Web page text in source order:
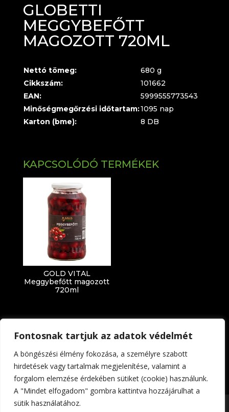
Fontosnak tartjuk az adatok védelmét
A böngészési élmény fokozása, a személyre szabott
hirdetések vagy tartalmak megjelenítése, valamint a
forgalom elemzése érdekében sütiket (cookie) használunk.
A "Mindet elfogadom" gombra kattintva hozzájárulhat a
sütik használatához.
GLOBETTI
MEGGYBEFŐTT
MAGOZOTT 720ML
Nettó tömeg:
680 g
Cikkszám:
101662
EAN:
5999555773543
Minőségmegőrzési időtartam:1095 nap
Karton (bme):
8 DB
KAPCSOLÓDÓ TERMÉKEK
GOLD VITAL
Meggybefőtt magozott
720ml
Impresszum Adatkezelési tájékoztató